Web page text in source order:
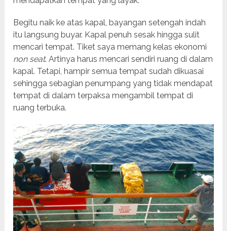
Begitu naik ke atas kapal, bayangan setengah indah
itu langsung buyar. Kapal penuh sesak hingga sulit
mencari tempat. Tiket saya memang kelas ekonomi
non seat. Artinya harus mencari sendiri ruang di dalam
kapal. Tetapi, hampir semua tempat sudah dikuasai
sehingga sebagian penumpang yang tidak mendapat
tempat di dalam terpaksa mengambil tempat di
ruang terbuka.